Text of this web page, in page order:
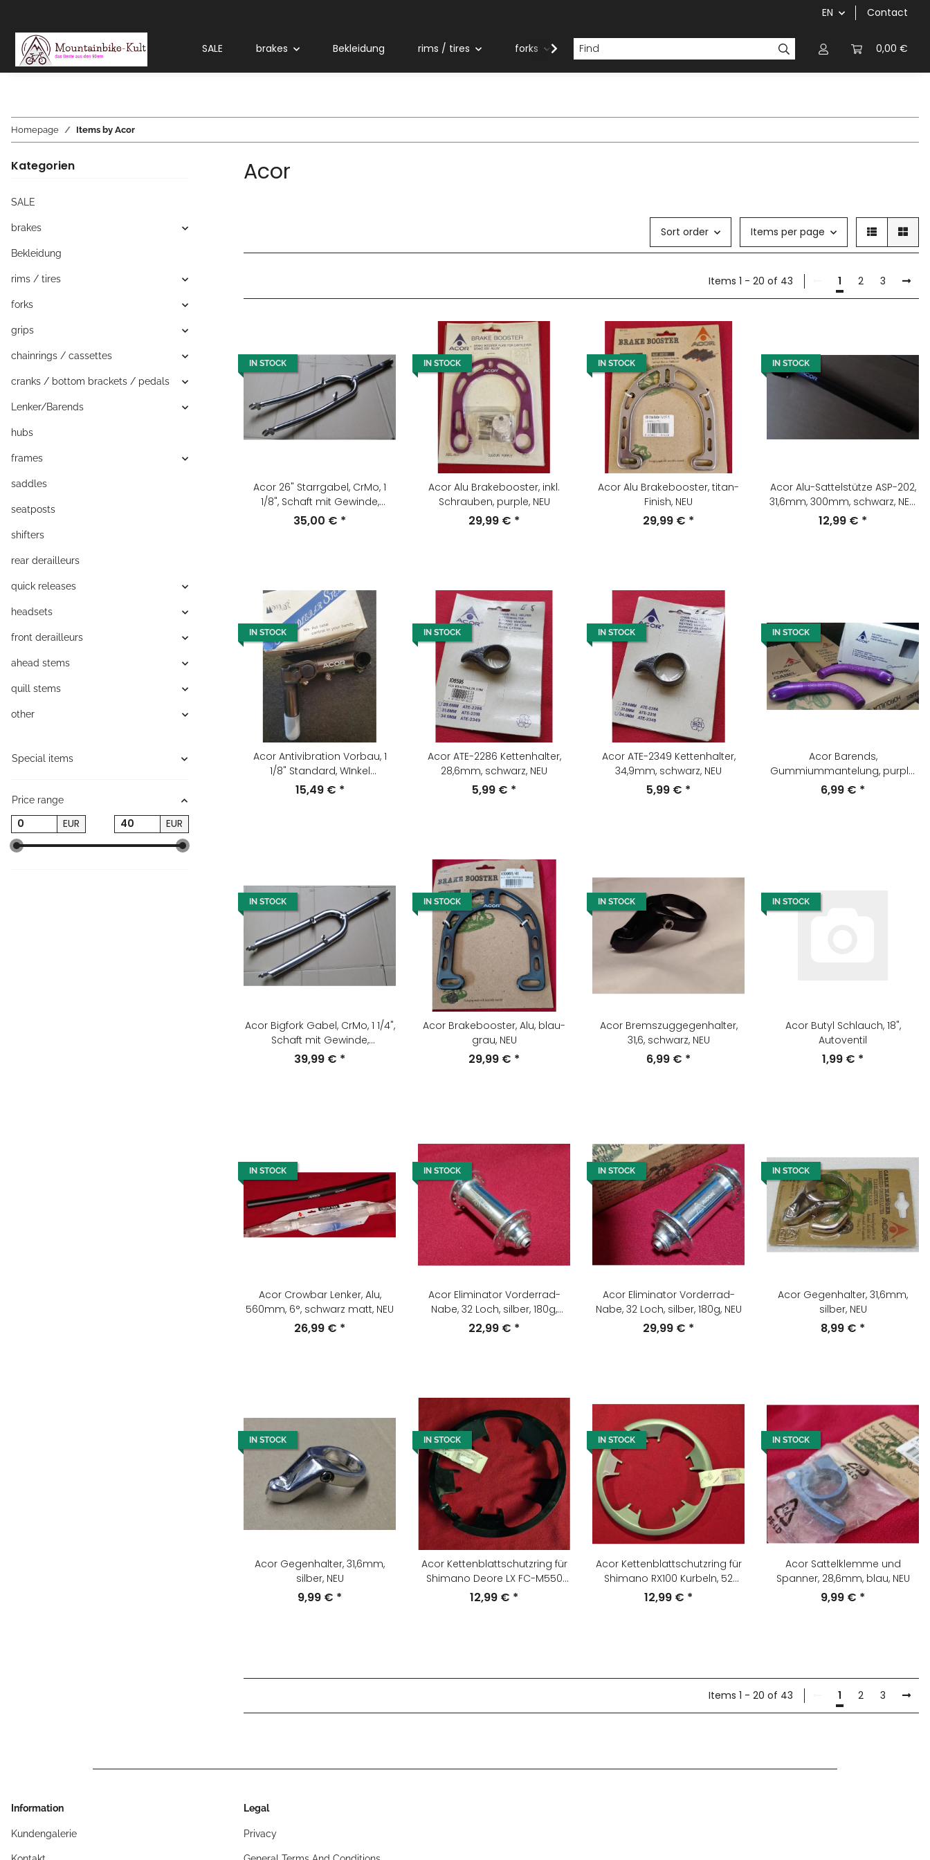
EN Contact
0,00 €
SALE brakes Bekleidung rims / tires forks grips cranks / bottom
Homepage Items by Acor
Acor
Sort order Items per page
Items 1 - 20 of 43 1 2 3
IN STOCK
Acor 26" Starrgabel, CrMo, 1
1/8", Schaft mit Gewinde,
23cm/6,5cm, silber chrom, NEU,
35,00 € *
IN STOCK
Acor Alu Brakebooster, inkl.
Schrauben, purple, NEU
29,99 € *
IN STOCK
Acor Alu Brakebooster, titan-
Finish, NEU
29,99 € *
IN STOCK
Acor Alu-Sattelstütze ASP-202,
31,6mm, 300mm, schwarz, NEU,
OVP
12,99 € *
IN STOCK
Acor Antivibration Vorbau, 1
1/8" Standard, WInkel
verstellbar, NEU, OVP
15,49 € *
IN STOCK
Acor ATE-2286 Kettenhalter,
28,6mm, schwarz, NEU
5,99 € *
IN STOCK
Acor ATE-2349 Kettenhalter,
34,9mm, schwarz, NEU
5,99 € *
IN STOCK
Acor Barends,
Gummiummantelung, purple,
NEU, OVP
6,99 € *
IN STOCK
Acor Bigfork Gabel, CrMo, 1 1/4",
Schaft mit Gewinde,
23cm/6,5cm, silber, NEU
39,99 € *
IN STOCK
Acor Brakebooster, Alu, blau-
grau, NEU
29,99 € *
IN STOCK
Acor Bremszuggegenhalter,
31,6, schwarz, NEU
6,99 € *
IN STOCK
Acor Butyl Schlauch, 18",
Autoventil
1,99 € *
IN STOCK
Acor Crowbar Lenker, Alu,
560mm, 6°, schwarz matt, NEU
26,99 € *
IN STOCK
Acor Eliminator Vorderrad-
Nabe, 32 Loch, silber, 180g,
gebraucht
22,99 € *
IN STOCK
Acor Eliminator Vorderrad-
Nabe, 32 Loch, silber, 180g, NEU
29,99 € *
IN STOCK
Acor Gegenhalter, 31,6mm,
silber, NEU
8,99 € *
IN STOCK
Acor Gegenhalter, 31,6mm,
silber, NEU
9,99 € *
IN STOCK
Acor Kettenblattschutzring für
Shimano Deore LX FC-M550
Kurbeln, 48 Zähne, schwarz,
12,99 € *
IN STOCK
Acor Kettenblattschutzring für
Shimano RX100 Kurbeln, 52
Zähne, grau, NEU
12,99 € *
IN STOCK
Acor Sattelklemme und
Spanner, 28,6mm, blau, NEU
9,99 € *
Items 1 - 20 of 43 1 2 3
Kategorien
SALE
brakes
Bekleidung
rims / tires
forks
grips
chainrings / cassettes
cranks / bottom brackets / pedals
Lenker/Barends
hubs
frames
saddles
seatposts
shifters
rear derailleurs
quick releases
headsets
front derailleurs
ahead stems
quill stems
other
Special items
Price range
EUR EUR
Information
Kundengalerie
Legal
Privacy